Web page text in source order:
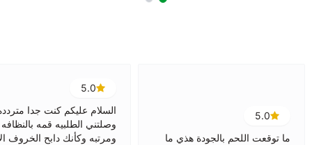
5.0
ما توقعت اللحم بالجودة هذي ما
5.0
السلام عليكم كنت جدا
وصلتني الطلبيه قمه بالنظافه
ومرتبه وكأنك دابح الخروف